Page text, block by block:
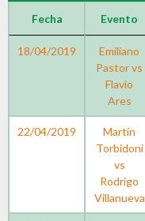
Fecha Evento
18/04/2019
Emiliano
Pastor vs
Flavio
Ares
22/04/2019
Martín
Torbidoni
vs
Rodrigo
Villanueva